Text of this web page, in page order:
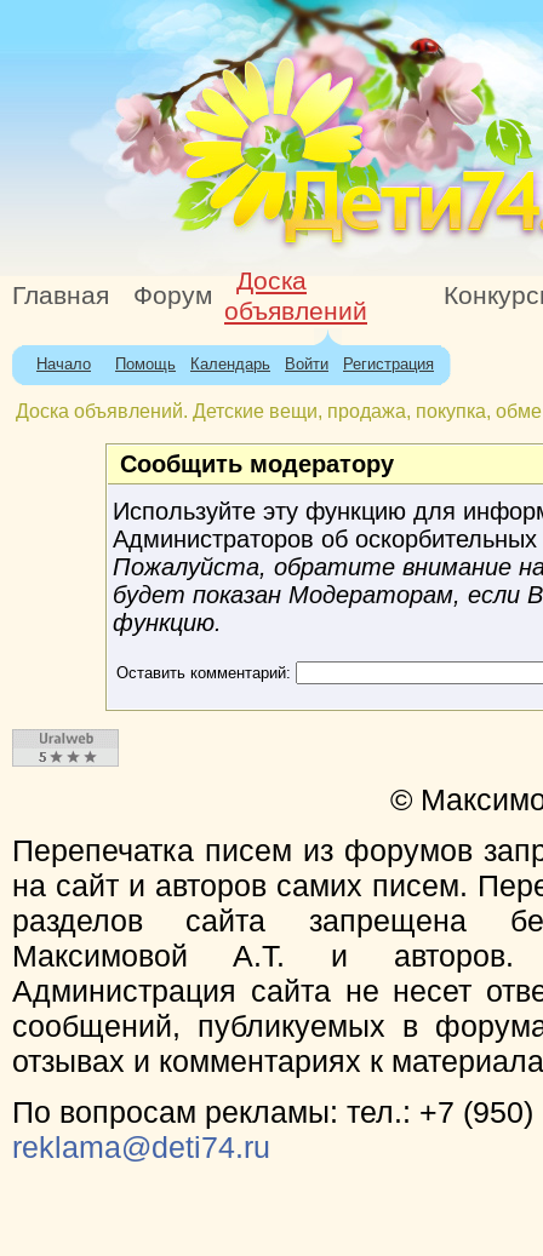
Главная Форум
Доска
объявлений
Начало Помощь Календарь Войти Регистрация
Доска объявлений. Детские вещи, продажа, покупка,
Сообщить модератору
Используйте эту функцию для
Администраторов об
Пожалуйста, обратите внимание
будет показан Модераторам, если
функцию.
Оставить комментарий:
©
Перепечатка писем из форумов
на сайт и авторов самих писем.
разделов сайта запрещена
Максимовой А.Т. и
Администрация сайта не несет
сообщений, публикуемых в
отзывах и комментариях к
По вопросам рекламы: тел.: +7 (950)
reklama@deti74.ru